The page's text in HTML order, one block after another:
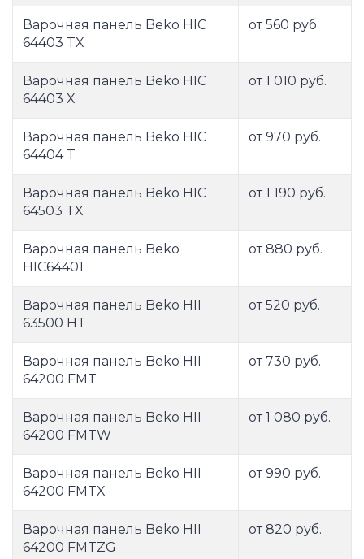
Варочная панель Beko HIC
64403 TX
от 560 руб.
Варочная панель Beko HIC
64403 X
от 1 010 руб.
Варочная панель Beko HIC
64404 T
от 970 руб.
Варочная панель Beko HIC
64503 TX
от 1 190 руб.
Варочная панель Beko
HIC64401
от 880 руб.
Варочная панель Beko HII
63500 HT
от 520 руб.
Варочная панель Beko HII
64200 FMT
от 730 руб.
Варочная панель Beko HII
64200 FMTW
от 1 080 руб.
Варочная панель Beko HII
64200 FMTX
от 990 руб.
Варочная панель Beko HII
64200 FMTZG
от 820 руб.